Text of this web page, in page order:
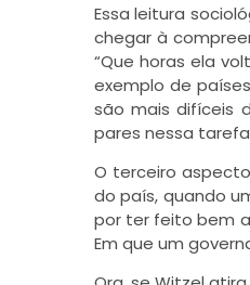
Essa leitura
chegar à
“Que horas ela
exemplo de
são mais difíceis
pares nessa
O terceiro
do país, quando
por ter feito bem
Em que um